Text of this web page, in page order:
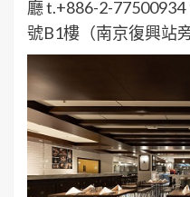
廳 t.+886-2-
號B1樓（南京復興站旁